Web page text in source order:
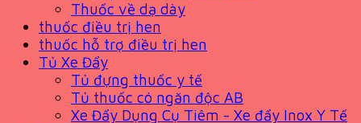
Thuốc về dạ dày
thuốc điều trị hen
thuốc hỗ trợ điều trị hen
Tủ Xe Đẩy
Tủ đựng thuốc y tế
Tủ thuốc có ngăn độc AB
Xe Đẩy Dụng Cụ Tiêm - Xe đẩy Inox Y Tế